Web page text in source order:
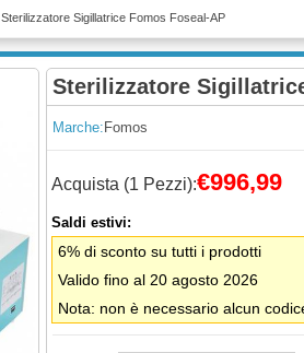
Sterilizzatore Sigillatrice Fomos Foseal-AP
Sterilizzatore
Marche: Fomos
Acquista (1 Pezzi):€996,99
Saldi estivi:
6% di sconto su tutti i prodotti
Valido fino al 20 agosto 2026
Nota: non è necessario alcun